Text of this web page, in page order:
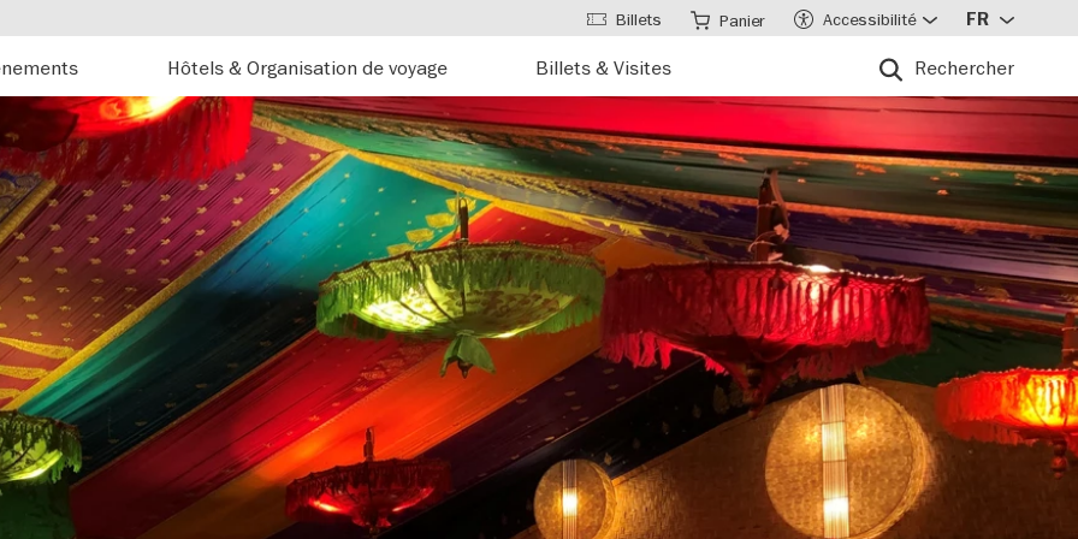
Hôtels & Organisation de voyage Billets & Visites Rechercher
Billets Panier Accessibilité FR